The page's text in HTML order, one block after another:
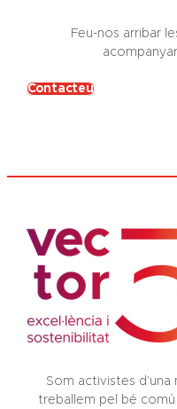
Feu-nos arribar
Contacteu
Som activistes
treballem pel bé comú